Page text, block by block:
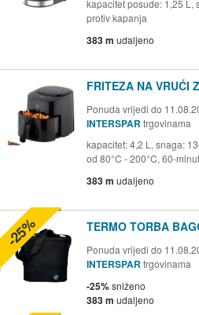
kapacitet posude: 1,25 L,
protiv kapanja
383 m udaljeno
FRITEZA NA VRUĆI
Ponuda vrijedi do
INTERSPAR trgovinama
kapacitet: 4,2 L, snaga:
od 80°C - 200°C, 60-
383 m udaljeno
TERMO TORBA
Ponuda vrijedi do
INTERSPAR trgovinama
-25%sniženo
383 m udaljeno
-25%